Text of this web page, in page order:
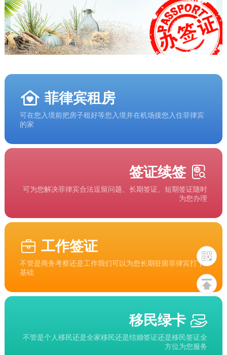
菲律宾租房
可在您入境前把房子租好等您入境并在机场接您入住菲律宾
的家
签证续签
可为您解决菲律宾合法逗留问题、长期签证、短期签证随时
为您办理
工作签证
不管是商务考察还是工作我们可以为您长期驻留菲律宾打下
基础
移民绿卡
不管是个人移民还是全家移民还是结婚签证还是移民签证全
方位为您服务